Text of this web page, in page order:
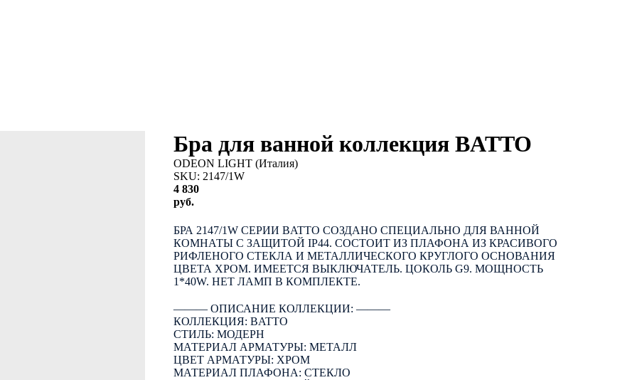
Бра для ванной коллекция BATTO
ODEON LIGHT (Италия)
SKU: 2147/1W
4 830
руб.
БРА 2147/1W СЕРИИ BATTO СОЗДАНО СПЕЦИАЛЬНО ДЛЯ ВАННОЙ
КОМНАТЫ С ЗАЩИТОЙ IP44. СОСТОИТ ИЗ ПЛАФОНА ИЗ КРАСИВОГО
РИФЛЕНОГО СТЕКЛА И МЕТАЛЛИЧЕСКОГО КРУГЛОГО ОСНОВАНИЯ
ЦВЕТА ХРОМ. ИМЕЕТСЯ ВЫКЛЮЧАТЕЛЬ. ЦОКОЛЬ G9. МОЩНОСТЬ
1*40W. НЕТ ЛАМП В КОМПЛЕКТЕ.
――― ОПИСАНИЕ КОЛЛЕКЦИИ: ―――
КОЛЛЕКЦИЯ: BATTO
СТИЛЬ: МОДЕРН
МАТЕРИАЛ АРМАТУРЫ: МЕТАЛЛ
ЦВЕТ АРМАТУРЫ: ХРОМ
МАТЕРИАЛ ПЛАФОНА: СТЕКЛО